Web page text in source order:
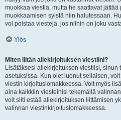
muokkaa viestiä, mutta he saattavat
muokkaamisen syistä niin halutessaan.
voi poistaa viestejä, jos niihin on joku
Ylös
Miten liitän allekirjoituksen viestiini?
Lisätäksesi allekirjoituksen viestiisi,
asetuksissa. Kun olet luonut sellaisen,
viestin kirjoituslomakkeessa. Voit myös
aina kaikkiin viesteihisi tekemällä
voit silti estää allekirjoituksen liittämisen
valinnan viestinkirjoituslomakkeessa.